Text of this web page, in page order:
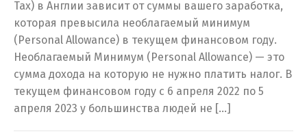
Tax) в Англии зависит от суммы вашего заработка,
которая превысила необлагаемый минимум
(Personal Allowance) в текущем финансовом году.
Необлагаемый Минимум (Personal Allowance) — это
сумма дохода на которую не нужно платить налог. В
текущем финансовом году с 6 апреля 2022 по 5
апреля 2023 у большинства людей не […]